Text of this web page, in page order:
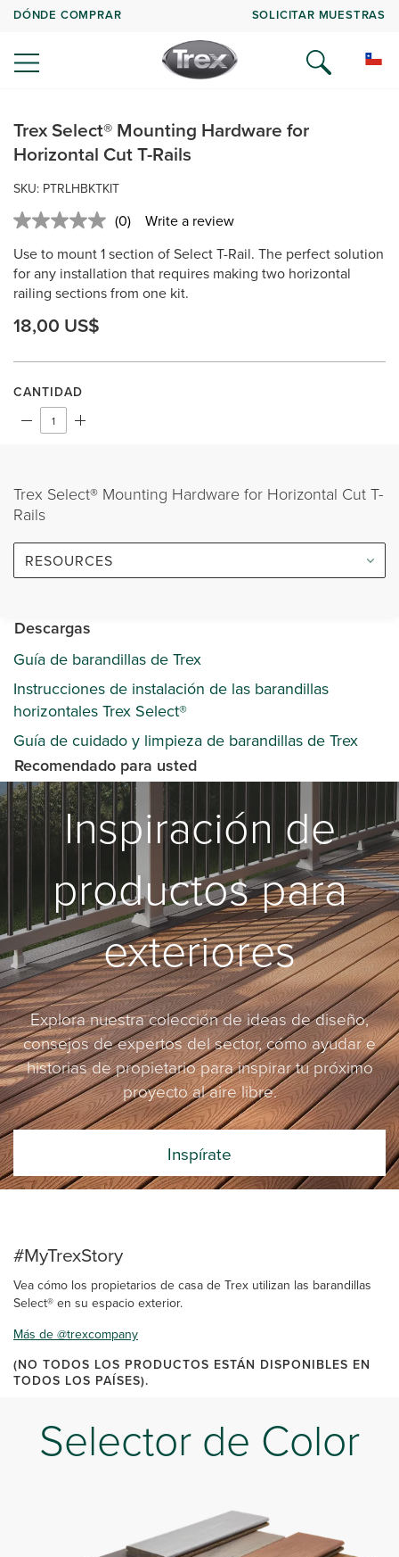
DÓNDE COMPRAR SOLICITAR MUESTRAS
Trex Select® Mounting Hardware for
Horizontal Cut T-Rails
SKU: PTRLHBKTKIT
No
value.
Same
page
link.
(0)
Write a review
Use to mount 1 section of Select T-Rail. The perfect solution
for any installation that requires making two horizontal
railing sections from one kit.
18,00 US$
CANTIDAD
Trex Select® Mounting Hardware for Horizontal Cut T-
Rails
RESOURCES
Descargas
Guía de barandillas de Trex
Instrucciones de instalación de las barandillas
horizontales Trex Select®
Guía de cuidado y limpieza de barandillas de Trex
Recomendado para usted
Inspiración de
productos para
exteriores
Explora nuestra colección de ideas de diseño,
consejos de expertos del sector, cómo ayudar e
historias de propietario para inspirar tu próximo
proyecto al aire libre.
Inspírate
#MyTrexStory
Vea cómo los propietarios de casa de Trex utilizan las barandillas
Select® en su espacio exterior.
Más de @trexcompany
(NO TODOS LOS PRODUCTOS ESTÁN DISPONIBLES EN
TODOS LOS PAÍSES).
Selector de Color